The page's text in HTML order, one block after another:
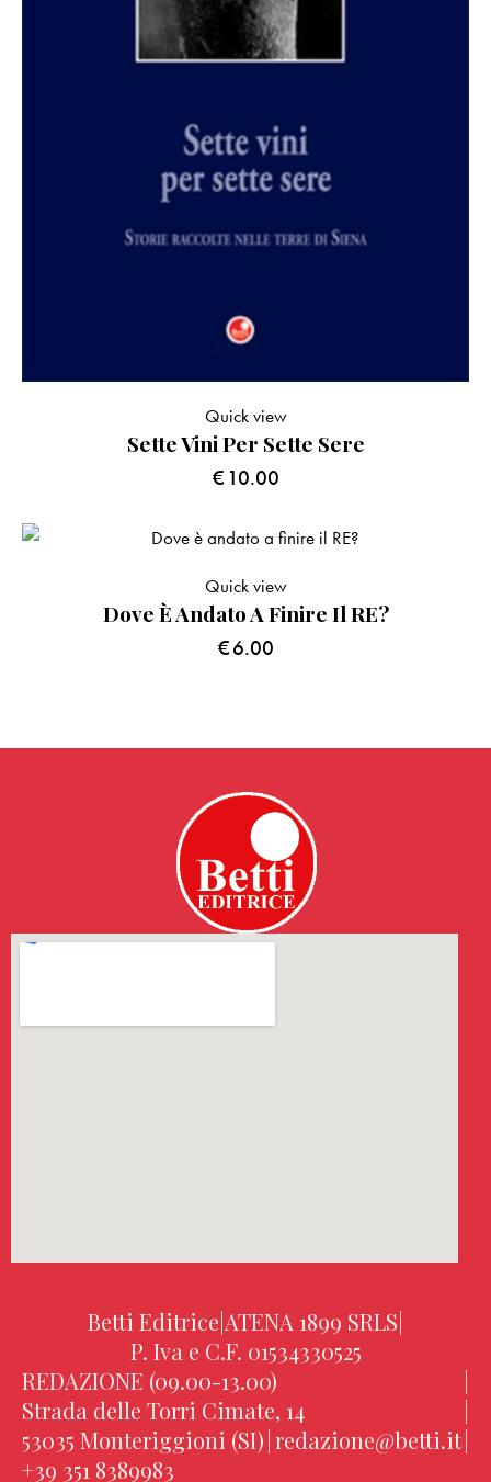
Sette Vini Per Sette Sere
€10.00
Quick view
Dove È Andato A Finire Il RE?
€6.00
Quick view
Betti Editrice|ATENA 1899 SRLS|
P. Iva e C.F. 01534330525
REDAZIONE (09.00-13.00)
|
Strada delle Torri Cimate, 14
|
53035 Monteriggioni (SI)|redazione@betti.it|
+39 351 8389983